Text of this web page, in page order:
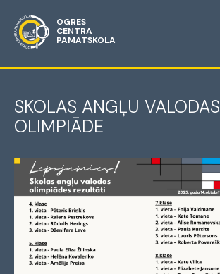
OGRES
CENTRA
PAMATSKOLA
SKOLAS ANGĻU VALODAS
OLIMPIĀDE